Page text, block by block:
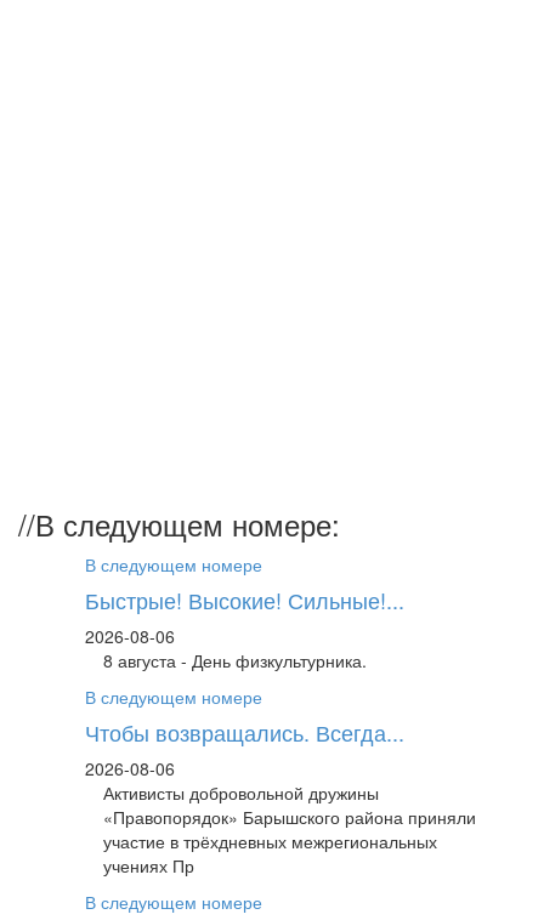
//В следующем номере:
В следующем номере
Быстрые! Высокие! Сильные!...
2026-08-06
8 августа - День физкультурника.
В следующем номере
Чтобы возвращались. Всегда...
2026-08-06
Активисты добровольной дружины
«Правопорядок» Барышского района приняли
участие в трёхдневных межрегиональных
учениях Пр
В следующем номере